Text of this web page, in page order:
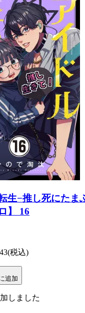
生−推し死にたま
】 16
(税込)
追加
しました